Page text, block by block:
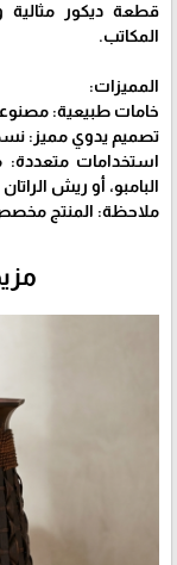
قطعة ديكور مثالية
المكاتب.
المميزات:
خامات طبيعية:
تصميم يدوي مميز:
استخدامات متعددة:
البامبو، أو ريش
ملاحظة: المنتج مخصص